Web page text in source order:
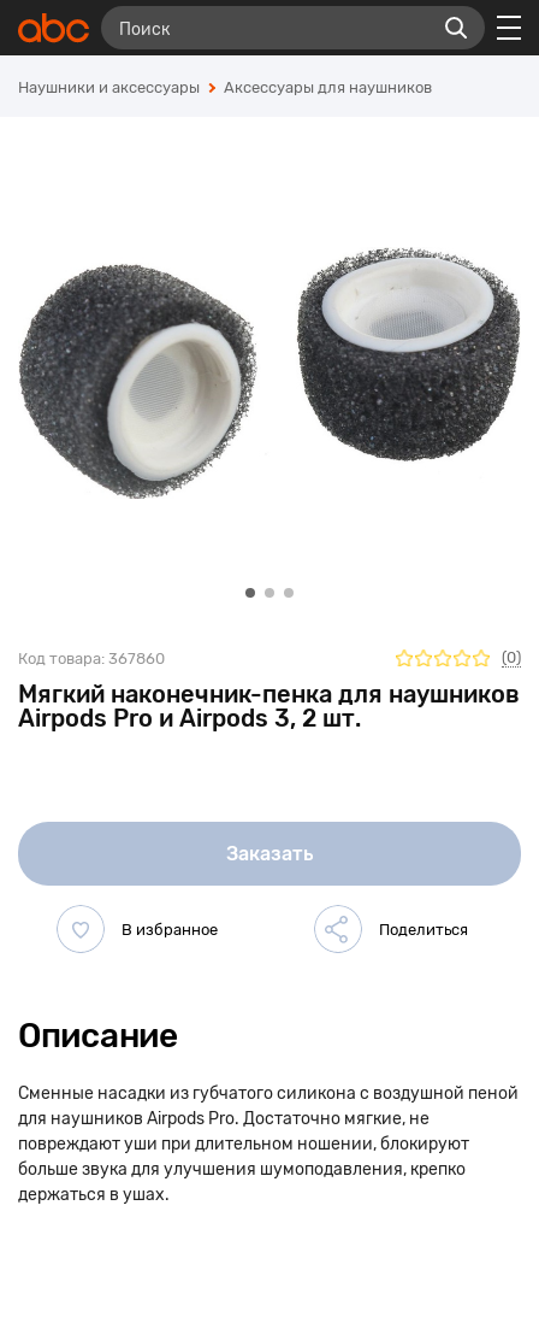
Наушники и аксессуары Аксессуары для наушников
Мягкий наконечник-пенка для наушников
Airpods Pro и Airpods 3, 2 шт.
Код товара: 367860 (0)
Заказать
Описание
Сменные насадки из губчатого силикона с воздушной пеной
для наушников Airpods Pro. Достаточно мягкие, не
повреждают уши при длительном ношении, блокируют
больше звука для улучшения шумоподавления, крепко
держаться в ушах.